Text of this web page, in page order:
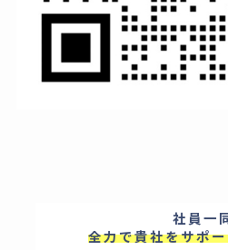
社員一
全力で貴社をサポ